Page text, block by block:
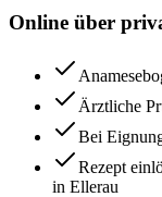
Online über
Ärztliche
Bei
Rezept
in Ellerau